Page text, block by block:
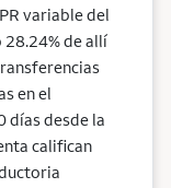
variable del
28.24% de allí
en el
días desde la
califican